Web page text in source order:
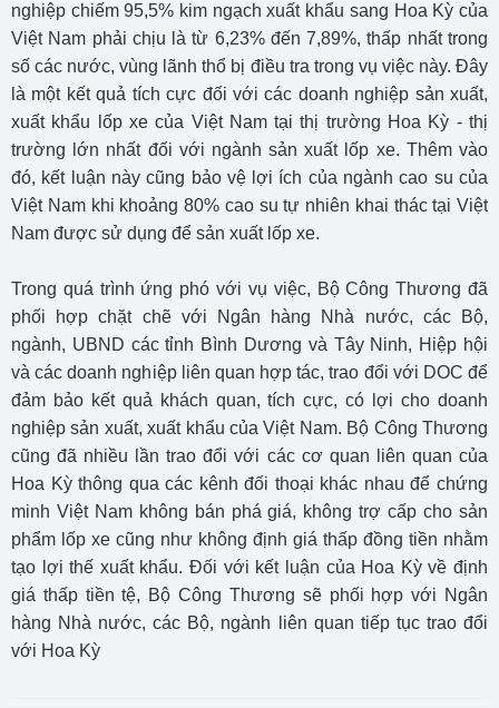
nghiệp chiếm 95,5% kim ngạch xuất khẩu sang Hoa Kỳ của
Việt Nam phải chịu là từ 6,23% đến 7,89%, thấp nhất trong
số các nước, vùng lãnh thổ bị điều tra trong vụ việc này. Đây
là một kết quả tích cực đối với các doanh nghiệp sản xuất,
xuất khẩu lốp xe của Việt Nam tại thị trường Hoa Kỳ - thị
trường lớn nhất đối với ngành sản xuất lốp xe. Thêm vào
đó, kết luận này cũng bảo vệ lợi ích của ngành cao su của
Việt Nam khi khoảng 80% cao su tự nhiên khai thác tại Việt
Nam được sử dụng để sản xuất lốp xe.
Trong quá trình ứng phó với vụ việc, Bộ Công Thương đã
phối hợp chặt chẽ với Ngân hàng Nhà nước, các Bộ,
ngành, UBND các tỉnh Bình Dương và Tây Ninh, Hiệp hội
và các doanh nghiệp liên quan hợp tác, trao đổi với DOC để
đảm bảo kết quả khách quan, tích cực, có lợi cho doanh
nghiệp sản xuất, xuất khẩu của Việt Nam. Bộ Công Thương
cũng đã nhiều lần trao đổi với các cơ quan liên quan của
Hoa Kỳ thông qua các kênh đối thoại khác nhau để chứng
minh Việt Nam không bán phá giá, không trợ cấp cho sản
phẩm lốp xe cũng như không định giá thấp đồng tiền nhằm
tạo lợi thế xuất khẩu. Đối với kết luận của Hoa Kỳ về định
giá thấp tiền tệ, Bộ Công Thương sẽ phối hợp với Ngân
hàng Nhà nước, các Bộ, ngành liên quan tiếp tục trao đổi
với Hoa Kỳ